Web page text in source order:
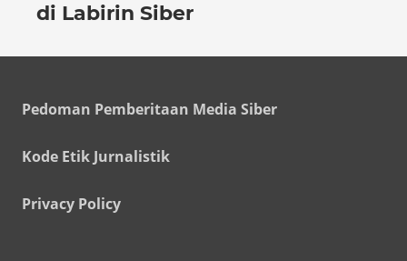
di Labirin Siber
Pedoman Pemberitaan Media Siber
Kode Etik Jurnalistik
Privacy Policy